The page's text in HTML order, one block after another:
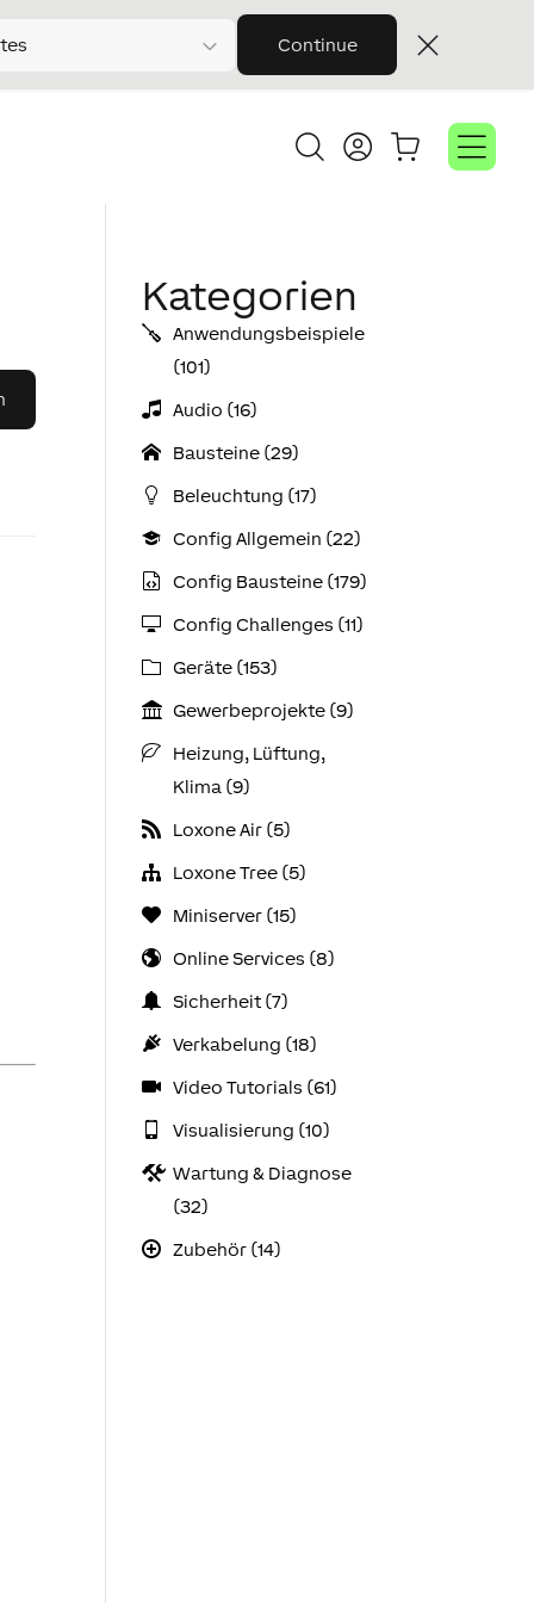
Continue
Kategorien
Anwendungs­­­beispiele
(101)
Audio (16)
Bausteine (29)
Beleuchtung (17)
Config Allgemein (22)
Config Bausteine (179)
Config Challenges (11)
Geräte (153)
Gewerbeprojekte (9)
Heizung, Lüftung,
Klima (9)
Loxone Air (5)
Loxone Tree (5)
Miniserver (15)
Online Services (8)
Sicherheit (7)
Verkabelung (18)
Video Tutorials (61)
Visualisierung (10)
Wartung & Diagnose
(32)
Zubehör (14)